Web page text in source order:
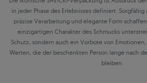
in jeder Phase des Erlebnisses definiert.
präzise Verarbeitung und elegante Form
einzigartigen Charakter des Schmucks
Schutz, sondern auch ein Vorbote von
Werten, die der beschenkten Person lange nach
bleiben.